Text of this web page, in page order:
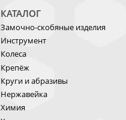
КАТАЛОГ
Замочно-скобяные изделия
Инструмент
Колеса
Крепёж
Круги и абразивы
Нержавейка
Химия